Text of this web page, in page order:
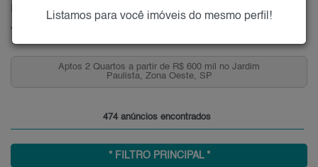
Imóveis à Venda no Jardim Paulista, Zona Oeste, SP
Jardim Paulista, Zona Oeste
Aptos 2 Quartos a partir de R$ 600 mil no Jardim
Paulista, Zona Oeste, SP
474 anúncios encontrados
* FILTRO PRINCIPAL *
Listamos para você imóveis do mesmo perfil!